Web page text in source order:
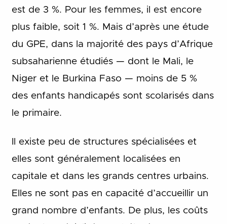
est de 3 %. Pour les femmes, il est encore
plus faible, soit 1 %. Mais d’après une étude
du GPE, dans la majorité des pays d’Afrique
subsaharienne étudiés — dont le Mali, le
Niger et le Burkina Faso — moins de 5 %
des enfants handicapés sont scolarisés dans
le primaire.
Il existe peu de structures spécialisées et
elles sont généralement localisées en
capitale et dans les grands centres urbains.
Elles ne sont pas en capacité d’accueillir un
grand nombre d’enfants. De plus, les coûts